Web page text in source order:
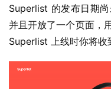
1
W
Superlist 的发布日期
并且开放了一个页面，
Superlist 上线时你将收